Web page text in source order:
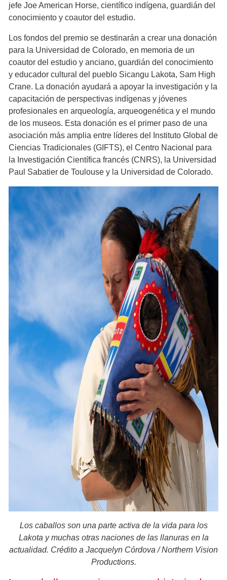
jefe Joe American Horse, científico indígena, guardián del
conocimiento y coautor del estudio.
Los fondos del premio se destinarán a crear una donación
para la Universidad de Colorado, en memoria de un
coautor del estudio y anciano, guardián del conocimiento
y educador cultural del pueblo Sicangu Lakota, Sam High
Crane. La donación ayudará a apoyar la investigación y la
capacitación de perspectivas indígenas y jóvenes
profesionales en arqueología, arqueogenética y el mundo
de los museos. Esta donación es el primer paso de una
asociación más amplia entre líderes del Instituto Global de
Ciencias Tradicionales (GIFTS), el Centro Nacional para
la Investigación Científica francés (CNRS), la Universidad
Paul Sabatier de Toulouse y la Universidad de Colorado.
Los caballos son una parte activa de la vida para los
Lakota y muchas otras naciones de las llanuras en la
actualidad. Crédito a Jacquelyn Córdova / Northern Vision
Productions.